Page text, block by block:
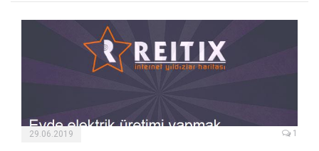
29.06.2019 1